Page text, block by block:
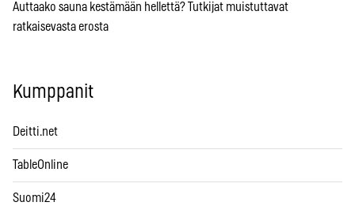
Auttaako sauna kestämään hellettä? Tutkijat muistuttavat
ratkaisevasta erosta
Kumppanit
Deitti.net
TableOnline
Suomi24